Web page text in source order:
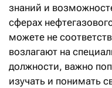
знаний и
сферах
можете не
возлагают на
должности, важно
изучать и понимать